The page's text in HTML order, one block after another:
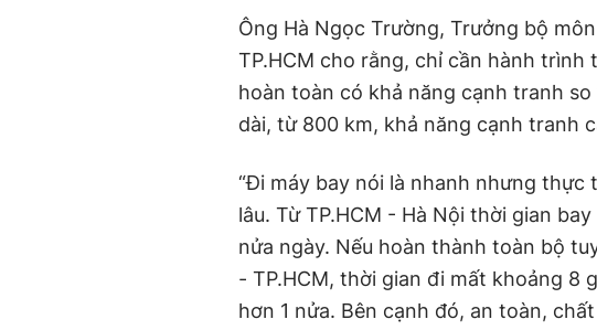
Ông Hà Ngọc Trường, Trưởng bộ
TP.HCM cho rằng, chỉ cần hành
hoàn toàn có khả năng cạnh tranh
dài, từ 800 km, khả năng cạnh tranh
“Đi máy bay nói là nhanh nhưng
lâu. Từ TP.HCM - Hà Nội thời gian
nửa ngày. Nếu hoàn thành toàn bộ
- TP.HCM, thời gian đi mất khoảng 8
hơn 1 nửa. Bên cạnh đó, an toàn,